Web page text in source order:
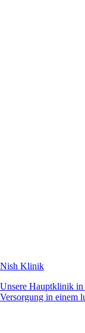
Nish Klinik
Unsere Hauptklinik in
Versorgung in einem